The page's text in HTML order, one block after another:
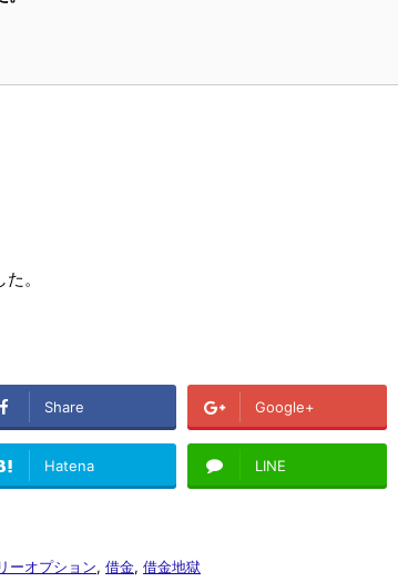
。
Share Google+
Hatena LINE
ーオプション, 借金, 借金地獄